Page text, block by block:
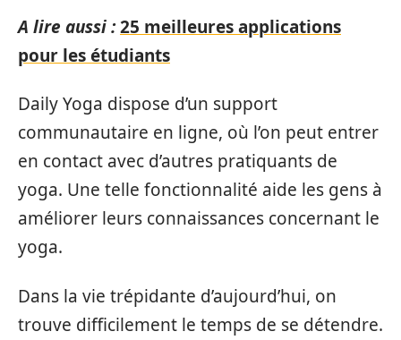
A lire aussi :25 meilleures applications
pour les étudiants
Daily Yoga dispose d’un support
communautaire en ligne, où l’on peut entrer
en contact avec d’autres pratiquants de
yoga. Une telle fonctionnalité aide les gens à
améliorer leurs connaissances concernant le
yoga.
Dans la vie trépidante d’aujourd’hui, on
trouve difficilement le temps de se détendre.